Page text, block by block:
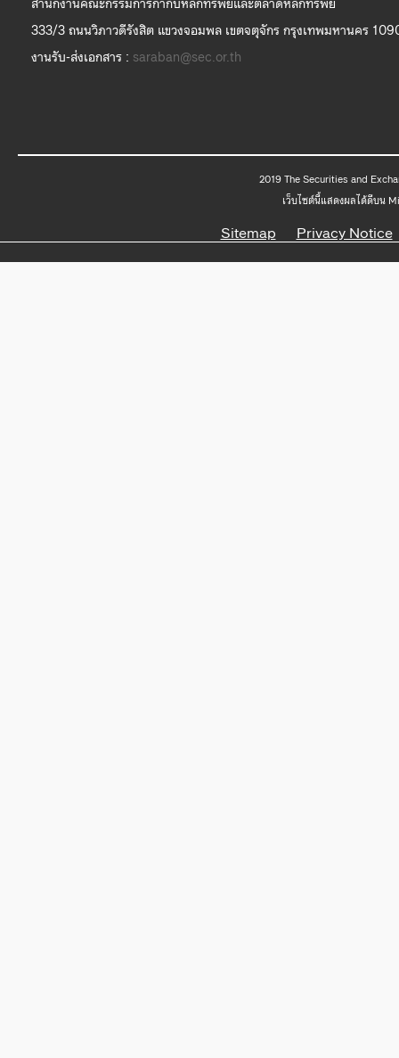
333/3 ถนนวิภาวดีรังสิต แขวงจอมพล เขตจตุจักร กรุงเทพมหานคร
งานรับ-ส่งเอกสาร : saraban@sec.or.th
2019
เว็บไซต์นี้แสดงผลได้ดีบน
Sitemap Privacy Notice